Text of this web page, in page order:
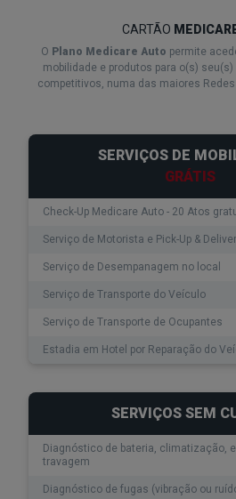
CARTÃO
O Plano Medicare Auto permite
mobilidade e produtos para o(s)
competitivos, numa das maiores Redes
SERVIÇOS SEM
Diagnóstico de bateria, climatização,
travagem
Diagnóstico de fugas (vibração ou
SERVIÇOS DE
GRÁTIS
Check-Up Medicare Auto - 20 Atos
Serviço de Motorista e Pick-Up &
Serviço de Desempanagem no local
Serviço de Transporte do Veículo
Serviço de Transporte de Ocupantes
Estadia em Hotel por Reparação do